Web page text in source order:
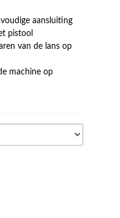
aansluiting
pistool
van de lans op
machine op